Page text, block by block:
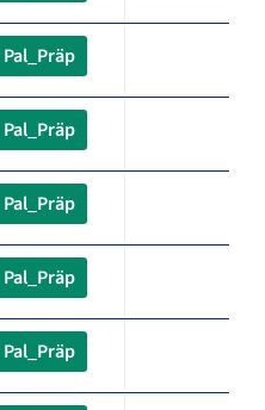
Pal_Präp
Pal_Präp
Pal_Präp
Pal_Präp
Pal_Präp